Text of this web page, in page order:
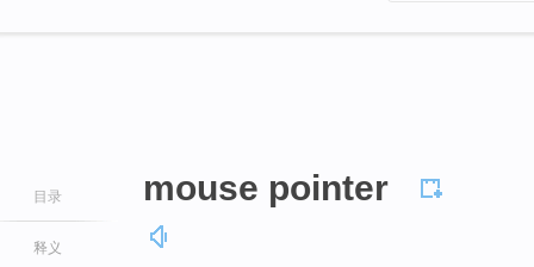
目录
释义
mouse pointer